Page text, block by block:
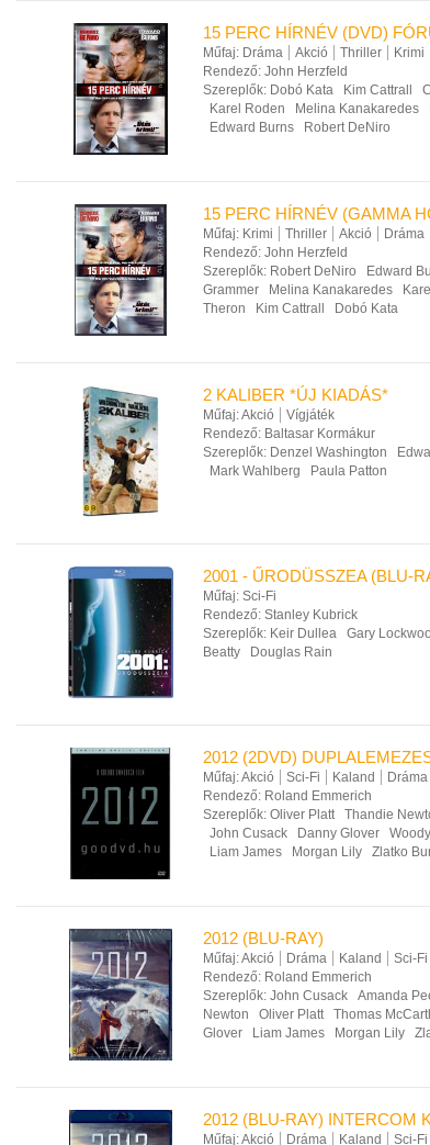
15 PERC HÍRNÉV (DVD)
Műfaj: Dráma Akció Thriller
Krimi
Rendező: John Herzfeld
Szereplők: Dobó Kata Kim Cattrall
Karel Roden
Melina Kanakaredes
Edward Burns
Robert DeNiro
15 PERC HÍRNÉV (GAMMA
Műfaj: Krimi Thriller Akció
Dráma
Rendező: John Herzfeld
Szereplők: Robert DeNiro Edward
Grammer
Melina Kanakaredes
Theron
Kim Cattrall Dobó Kata
2 KALIBER *ÚJ KIADÁS*
Műfaj:Akció
Vígjáték
Rendező: Baltasar Kormákur
Szereplők: Denzel Washington
Mark Wahlberg
Paula Patton
2001 - ŰRODÜSSZEA (BLU-
Műfaj: Sci-Fi
Rendező: Stanley Kubrick
Szereplők: Keir Dullea Gary
Beatty
Douglas Rain
2012 (2DVD)
Műfaj:Akció Sci-Fi Kaland Dráma
Rendező: Roland Emmerich
Szereplők: Oliver Platt Thandie
John Cusack
Danny Glover
Liam James
Morgan Lily Zlatko
2012 (BLU-RAY)
Műfaj:Akció Dráma Kaland Sci-Fi
Rendező: Roland Emmerich
Szereplők: John Cusack Amanda
Newton
Oliver Platt Thomas
Glover
Liam James Morgan Lily
2012 (BLU-RAY) INTERCOM
Műfaj:Akció Dráma Kaland Sci-Fi